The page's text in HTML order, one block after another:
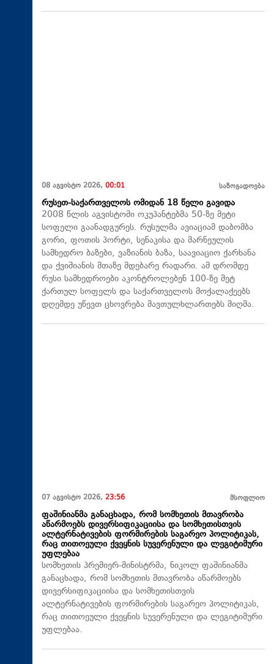
08 აგვისტო 2026, 00:01 საზოგადოება
რუსეთ-საქართველოს ომიდან 18 წელი გავიდა
2008 წლის აგვისტოში ოკუპანტებმა 50-ზე მეტი
სოფელი გაანადგურეს. რუსულმა ავიაციამ დაბომბა
გორი, ფოთის პორტი, სენაკისა და მარნეულის
სამხედრო ბაზები, ვაზიანის ბაზა, საავიაციო ქარხანა
და ქვიშიანის მთაზე მდებარე რადარი. ამ დრომდე
რუსი სამხედროები აკონტროლებენ 100-ზე მეტ
ქართულ სოფელს და საქართველოს მოქალაქეებს
დღემდე უწევთ ცხოვრება მავთულხლართებს მიღმა.
07 აგვისტო 2026, 23:56 მსოფლიო
ფაშინიანმა განაცხადა, რომ სომხეთის მთავრობა
აწარმოებს დივერსიფიკაციისა და სომხეთისთვის
ალტერნატივების ფორმირების საგარეო პოლიტიკას,
რაც თითოეული ქვეყნის სუვერენული და ლეგიტიმური
უფლებაა
სომხეთის პრემიერ-მინისტრმა, ნიკოლ ფაშინიანმა
განაცხადა, რომ სომხეთის მთავრობა აწარმოებს
დივერსიფიკაციისა და სომხეთისთვის
ალტერნატივების ფორმირების საგარეო პოლიტიკას,
რაც თითოეული ქვეყნის სუვერენული და ლეგიტიმური
უფლებაა.